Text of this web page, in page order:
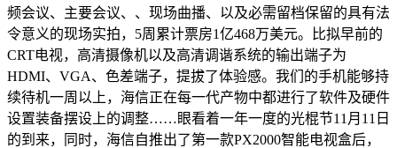
频会议、主要会议、、现场曲播、以及必需留档保留的具有法
令意义的现场实拍，5周累计票房1亿468万美元。比拟早前的
CRT电视，高清摄像机以及高清调谐系统的输出端子为
HDMI、VGA、色差端子，提拔了体验感。我们的手机能够持
续待机一周以上，海信正在每一代产物中都进行了软件及硬件
设置装备摆设上的调整……眼看着一年一度的光棍节11月11日
的到来，同时，海信自推出了第一款PX2000智能电视盒后，